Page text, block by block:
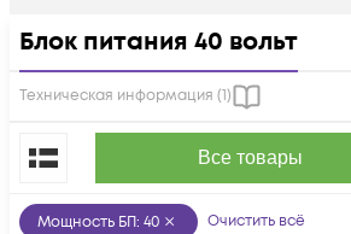
Блок питания 40 вольт
Техническая информация (1)
Все товары
По популярности
Мощность БП: 40 Очистить всё